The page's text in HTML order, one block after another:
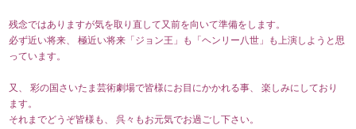
残念ではありますが気を取り直して又前を向いて準備をします。
必ず近い将来、 極近い将来「ジョン王」も「ヘンリー八世」も上演しようと思
っています。
又、 彩の国さいたま芸術劇場で皆様にお目にかかれる事、 楽しみにしており
ます。
それまでどうぞ皆様も、 呉々もお元気でお過ごし下さい。